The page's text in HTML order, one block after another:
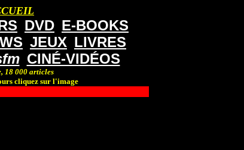
DVD E-BOOKS
JEUX LIVRES
CINÉ-VIDÉOS
18 000 articles
cliquez sur l'image